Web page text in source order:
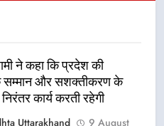
ने कहा कि प्रदेश की
सम्मान और सशक्तीकरण के
कार्य करती रहेगी
Uttarakhand
9 August